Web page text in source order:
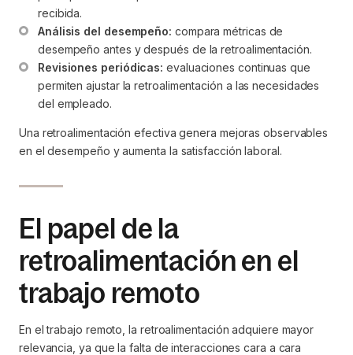
recibida.
Análisis del desempeño: compara métricas de
desempeño antes y después de la retroalimentación.
Revisiones periódicas: evaluaciones continuas que
permiten ajustar la retroalimentación a las necesidades
del empleado.
Una retroalimentación efectiva genera mejoras observables
en el desempeño y aumenta la satisfacción laboral.
El papel de la
retroalimentación en el
trabajo remoto
En el trabajo remoto, la retroalimentación adquiere mayor
relevancia, ya que la falta de interacciones cara a cara